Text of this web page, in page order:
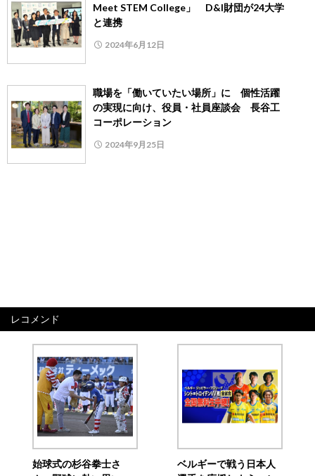
Meet STEM College」 D&I財団が24大学
と連携
2024年6月12日
職場を「働いていたい場所」に 個性活躍
の実現に向け、役員・社員座談会 長谷工
コーポレーション
2024年9月25日
レコメンド
始球式の杉谷拳士さ
ベルギーで戦う日本人